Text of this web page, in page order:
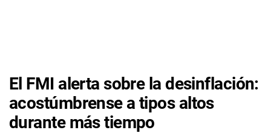
El FMI alerta sobre la desinflación:
acostúmbrense a tipos altos
durante más tiempo